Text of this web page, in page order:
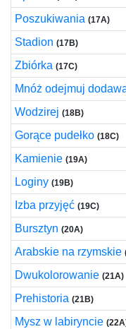
Poszukiwania (17A)
Stadion (17B)
Zbiórka (17C)
Mnóż odejmuj
Wodzirej (18B)
Gorące pudełko (18C)
Kamienie (19A)
Loginy (19B)
Izba przyjęć (19C)
Bursztyn (20A)
Arabskie na rzymskie
Dwukolorowanie (21A)
Prehistoria (21B)
Mysz w labiryncie